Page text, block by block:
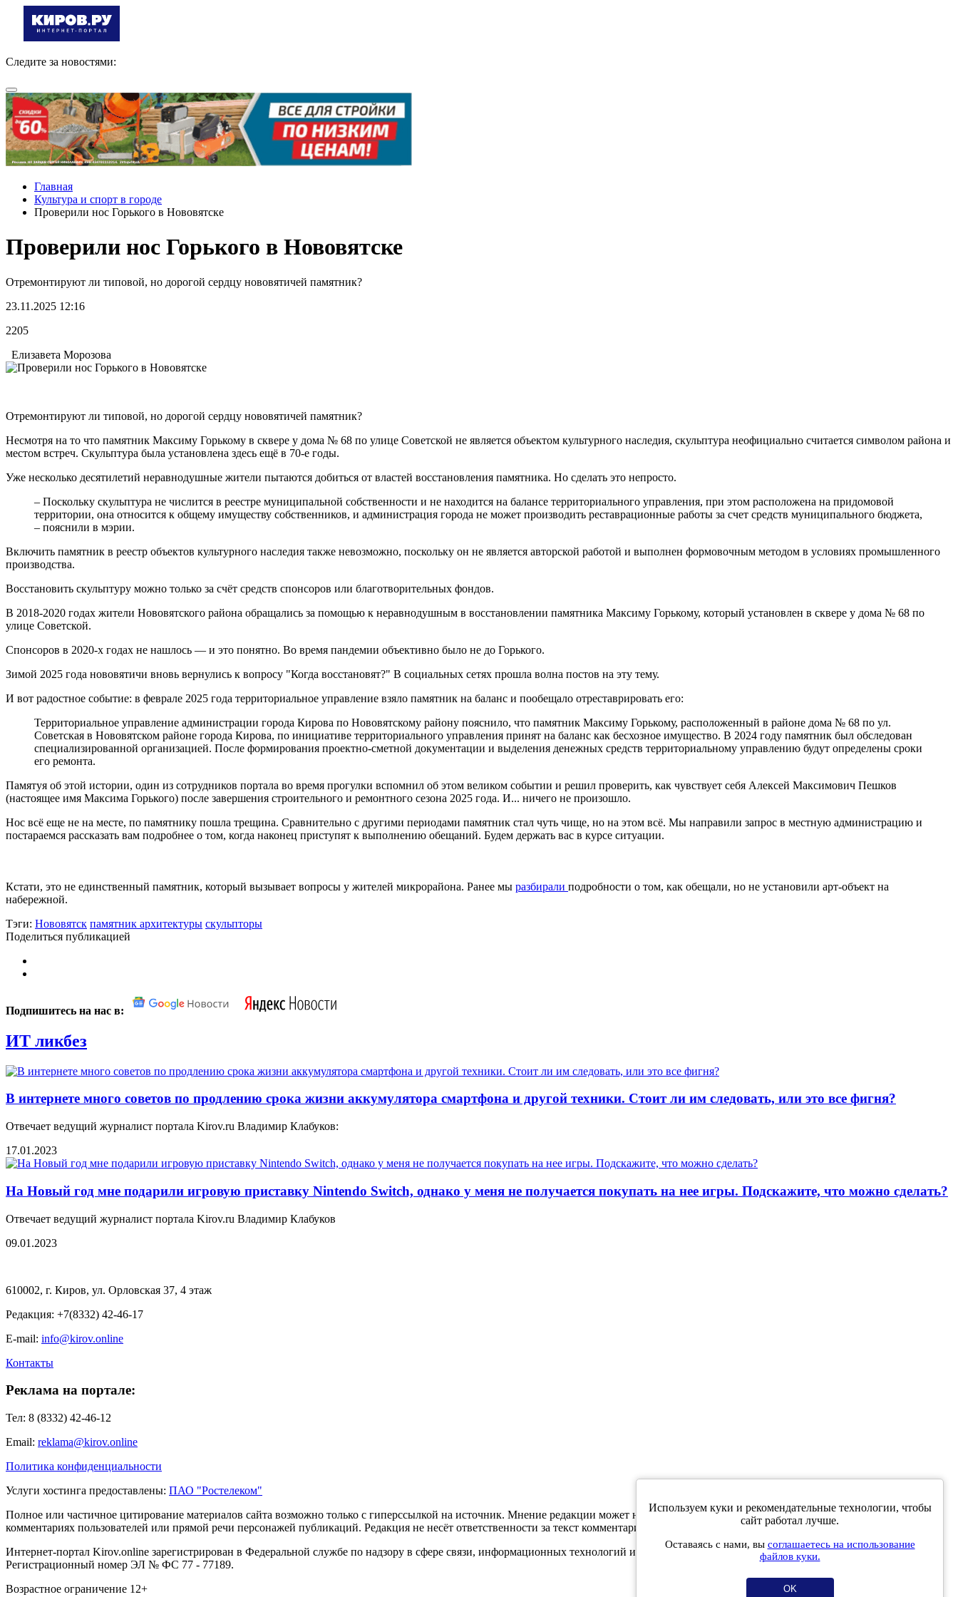
Следите за новостями:
Главная
Культура и спорт в городе
Проверили нос Горького в Нововятске
Проверили нос Горького в Нововятске
Отремонтируют ли типовой, но дорогой сердцу нововятичей памятник?
23.11.2025 12:16
2205
Елизавета Морозова
Отремонтируют ли типовой, но дорогой сердцу нововятичей памятник?
Несмотря на то что памятник Максиму Горькому в сквере у дома № 68 по улице Советской не является объектом культурного наследия, скульптура неофициально считается символом района и
местом встреч. Скульптура была установлена здесь ещё в 70-е годы.
Уже несколько десятилетий неравнодушные жители пытаются добиться от властей восстановления памятника. Но сделать это непросто.
– Поскольку скульптура не числится в реестре муниципальной собственности и не находится на балансе территориального управления, при этом расположена на придомовой
территории, она относится к общему имуществу собственников, и администрация города не может производить реставрационные работы за счет средств муниципального бюджета,
– пояснили в мэрии.
Включить памятник в реестр объектов культурного наследия также невозможно, поскольку он не является авторской работой и выполнен формовочным методом в условиях промышленного
производства.
Восстановить скульптуру можно только за счёт средств спонсоров или благотворительных фондов.
В 2018-2020 годах жители Нововятского района обращались за помощью к неравнодушным в восстановлении памятника Максиму Горькому, который установлен в сквере у дома № 68 по
улице Советской.
Спонсоров в 2020-х годах не нашлось — и это понятно. Во время пандемии объективно было не до Горького.
Зимой 2025 года нововятичи вновь вернулись к вопросу "Когда восстановят?" В социальных сетях прошла волна постов на эту тему.
И вот радостное событие: в феврале 2025 года территориальное управление взяло памятник на баланс и пообещало отреставрировать его:
Территориальное управление администрации города Кирова по Нововятскому району пояснило, что памятник Максиму Горькому, расположенный в районе дома № 68 по ул.
Советская в Нововятском районе города Кирова, по инициативе территориального управления принят на баланс как бесхозное имущество. В 2024 году памятник был обследован
специализированной организацией. После формирования проектно-сметной документации и выделения денежных средств территориальному управлению будут определены сроки
его ремонта.
Памятуя об этой истории, один из сотрудников портала во время прогулки вспомнил об этом великом событии и решил проверить, как чувствует себя Алексей Максимович Пешков
(настоящее имя Максима Горького) после завершения строительного и ремонтного сезона 2025 года. И... ничего не произошло.
Нос всё еще не на месте, по памятнику пошла трещина. Сравнительно с другими периодами памятник стал чуть чище, но на этом всё. Мы направили запрос в местную администрацию и
постараемся рассказать вам подробнее о том, когда наконец приступят к выполнению обещаний. Будем держать вас в курсе ситуации.
Кстати, это не единственный памятник, который вызывает вопросы у жителей микрорайона. Ранее мы разбирали подробности о том, как обещали, но не установили арт-объект на
набережной.
Тэги: Нововятск памятник архитектуры скульпторы
Поделиться публикацией
Подпишитесь на нас в:
ИТ ликбез
В интернете много советов по продлению срока жизни аккумулятора смартфона и другой техники. Стоит ли им следовать, или это все фигня?
Отвечает ведущий журналист портала Kirov.ru Владимир Клабуков:
17.01.2023
На Новый год мне подарили игровую приставку Nintendo Switch, однако у меня не получается покупать на нее игры. Подскажите, что можно сделать?
Отвечает ведущий журналист портала Kirov.ru Владимир Клабуков
09.01.2023
610002, г. Киров, ул. Орловская 37, 4 этаж
Редакция: +7(8332) 42-46-17
E-mail: info@kirov.online
Контакты
Реклама на портале:
Тел: 8 (8332) 42-46-12
Email: reklama@kirov.online
Политика конфиденциальности
Услуги хостинга предоставлены: ПАО "Ростелеком"
Полное или частичное цитирование материалов сайта возможно только с гиперссылкой на источник. Мнение редакции может не совпадать с мнениями, высказанными в интервью,
комментариях пользователей или прямой речи персонажей публикаций. Редакция не несёт ответственности за текст комментариев читателей.
Интернет-портал Kirov.online зарегистрирован в Федеральной службе по надзору в сфере связи, информационных технологий и массовых коммуникаций (Роскомнадзор) 5 декабря 2019 года.
Регистрационный номер ЭЛ № ФС 77 - 77189.
Возрастное ограничение 12+
Используем куки и рекомендательные технологии, чтобы
сайт работал лучше.
Оставаясь с нами, вы соглашаетесь на использование
файлов куки.
OK